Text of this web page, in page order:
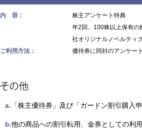
内 容：
株主アンケート特典
年2回、100株以上保有の
社オリジナルノベルティ
ご利用方法：
優待券に同封のアンケー
a. 「株主優待券」及び「ガードン割引購入
b.他の商品への割引転用、金券としての利